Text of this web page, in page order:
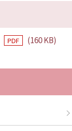
PDF (160 KB)